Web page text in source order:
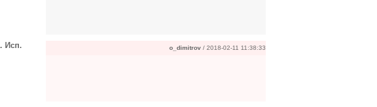
Исп.
o_dimitrov / 2018-02-11 11:38:33